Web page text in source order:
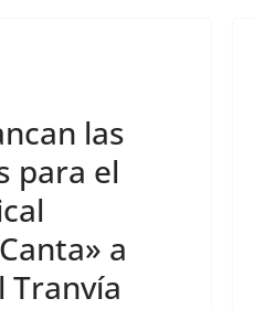
las
para el
a
Tranvía